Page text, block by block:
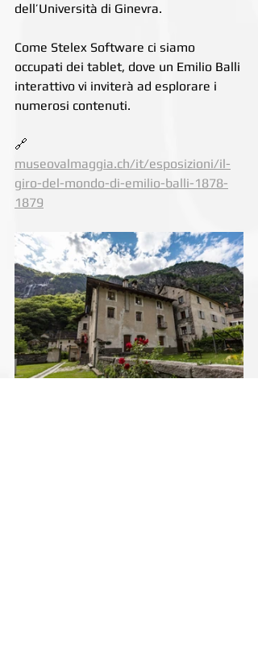
dell’Università di Ginevra.
Come Stelex Software ci siamo
occupati dei tablet, dove un Emilio Balli
interattivo vi inviterà ad esplorare i
numerosi contenuti.
🔗
museovalmaggia.ch/it/esposizioni/il-
giro-del-mondo-di-emilio-balli-1878-
1879